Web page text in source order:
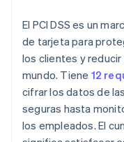
El PCI DSS es un
de tarjeta para
los clientes y
mundo. Tiene 12
cifrar los datos de
seguras hasta
los empleados. El